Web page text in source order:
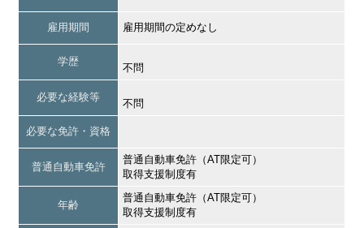
雇用期間 雇用期間の定めなし
学歴
不問
必要な経験等
不問
必要な免許・資格
普通自動車免許
普通自動車免許（AT限定可）
取得支援制度有
年齢
普通自動車免許（AT限定可）
取得支援制度有